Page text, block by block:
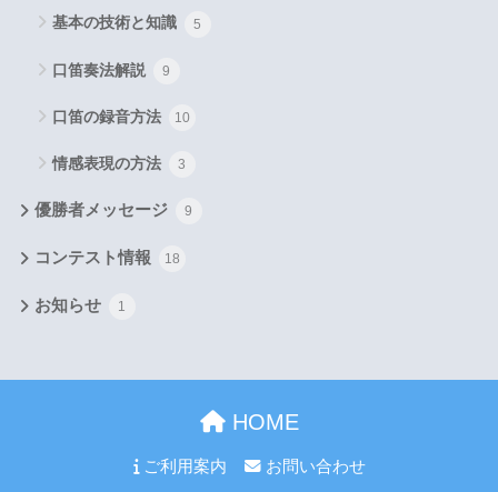
基本の技術と知識 5
口笛奏法解説 9
口笛の録音方法 10
情感表現の方法 3
優勝者メッセージ 9
コンテスト情報 18
お知らせ 1
HOME
ご利用案内 お問い合わせ